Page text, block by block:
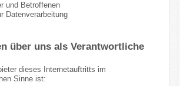
und Betroffenen
Datenverarbeitung
über uns als Verantwortliche
dieses Internetauftritts im
Sinne ist: